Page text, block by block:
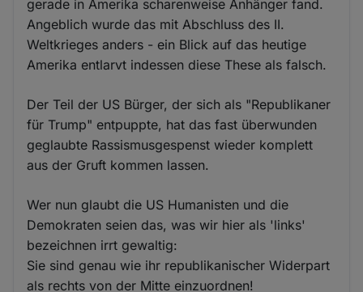
gerade in Amerika scharenweise Anhänger fand.
Angeblich wurde das mit Abschluss des II.
Weltkrieges anders - ein Blick auf das heutige
Amerika entlarvt indessen diese These als falsch.
Der Teil der US Bürger, der sich als "Republikaner
für Trump" entpuppte, hat das fast überwunden
geglaubte Rassismusgespenst wieder komplett
aus der Gruft kommen lassen.
Wer nun glaubt die US Humanisten und die
Demokraten seien das, was wir hier als 'links'
bezeichnen irrt gewaltig:
Sie sind genau wie ihr republikanischer Widerpart
als rechts von der Mitte einzuordnen!